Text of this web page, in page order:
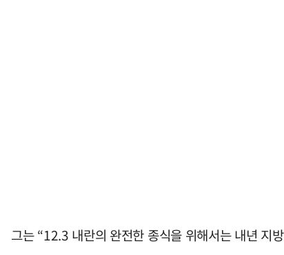
그는 “12.3 내란의 완전한 종식을 위해서는 내년 지